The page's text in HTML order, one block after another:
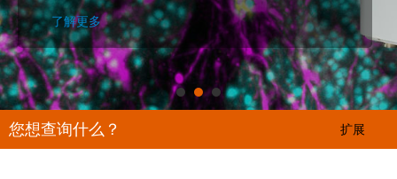
了解更多
您想查询什么？ 扩展